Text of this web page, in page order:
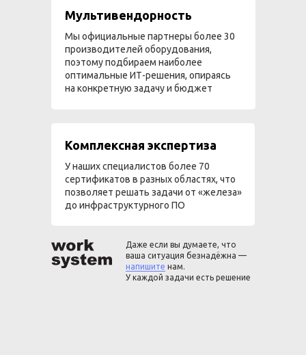
Мультивендорность
Мы официальные партнеры более 30
производителей оборудования,
поэтому подбираем наиболее
оптимальные ИТ-решения, опираясь
на конкретную задачу и бюджет
Комплексная экспертиза
У наших специалистов более 70
сертификатов в разных областях, что
позволяет решать задачи от «железа»
до инфраструктурного ПО
Даже если вы думаете, что
ваша ситуация безнадёжна —
напишите нам.
У каждой задачи есть решение